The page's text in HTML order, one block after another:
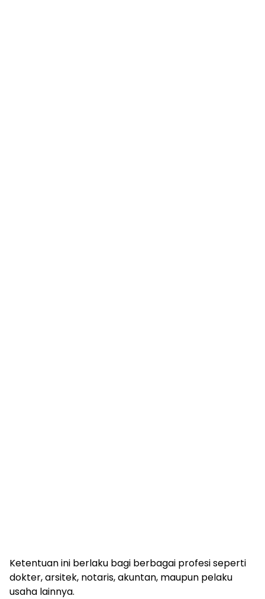
Ketentuan ini berlaku bagi berbagai profesi seperti
dokter, arsitek, notaris, akuntan, maupun pelaku
usaha lainnya.